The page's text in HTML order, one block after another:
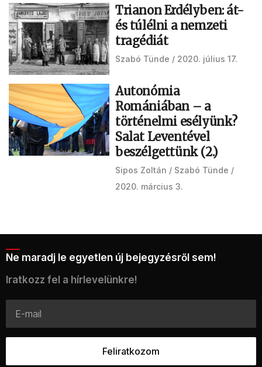
Trianon Erdélyben: át-
és túlélni a nemzeti
tragédiát
Szabó Tünde 2020. július 17.
Autonómia
Romániában – a
történelmi esélyünk?
Salat Leventével
beszélgettünk (2.)
Sipos Zoltán
Szabó Tünde
2020. március 3.
Ne maradj le egyetlen új bejegyzésről sem!
Iratkozz fel a hírlevelünkre!